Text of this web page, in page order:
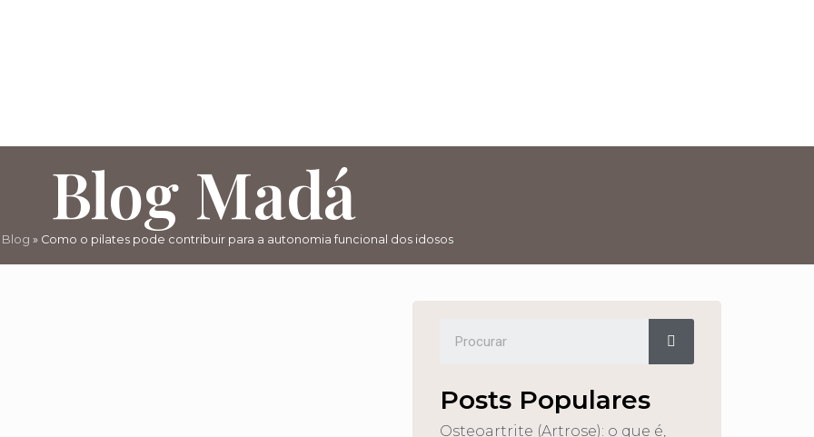
Blog Madá
Blog » Como o pilates pode contribuir para a autonomia funcional dos idosos
Posts Populares
Osteoartrite (Artrose): o que é,